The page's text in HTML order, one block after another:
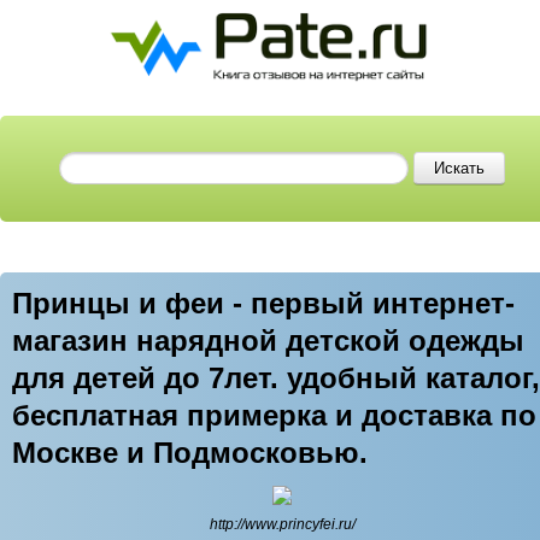
Принцы и феи - первый интернет-
магазин нарядной детской одежды
для детей до 7лет. удобный каталог,
бесплатная примерка и доставка по
Москве и Подмосковью.
http://www.princyfei.ru/